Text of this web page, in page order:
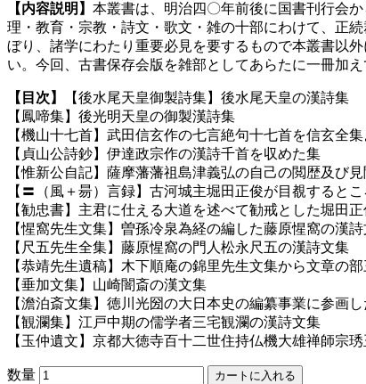
【内容説明】 本叢書は、明治四〇年前後に国書刊行会
理・教育・宗教・詩文・歌文・雑の十部にわけて、正
ぼり、諸学にわたり重要必見を要するもので本叢書以
い。今回、古書保存会版を雑部としてあらたに一冊加え
【目次】
【後水尾天皇御製詩集】後水尾天皇の漢詩集
【鳳啼集】後光明天皇の御製漢詩集
【機山十七首】武田信玄作の七言絶句十七首を信玄全
【貞山公詩鈔】伊達政宗作の漢詩千首を収めた集
【惟新公自記】薩摩藩藩祖島津義弘の自己の閲歴及び
【〓（風＋昜）言録】古河城主堀田正俊が目覩すると
【勧忠書】主君に仕える大道を述べて勧戒とした堀田
【惺窩先生文集】曽孫冷泉為経の編した藤原惺窩の漢
【尺五先生全集】藤原惺窩の門人松永尺五の漢詩文集
【恭靖先生遺稿】木下順庵の錦里先生文集から文章の
【垂加文集】山崎闇斎の漢文集
【澹泊斎文集】徳川光圀の大日本史の編纂事業に参画
【観瀾集】江戸中期の儒学者三宅観瀾の漢詩文集
【玉仲遺文】京都大徳寺百十二世住持仏機大雄禅師宗
数量